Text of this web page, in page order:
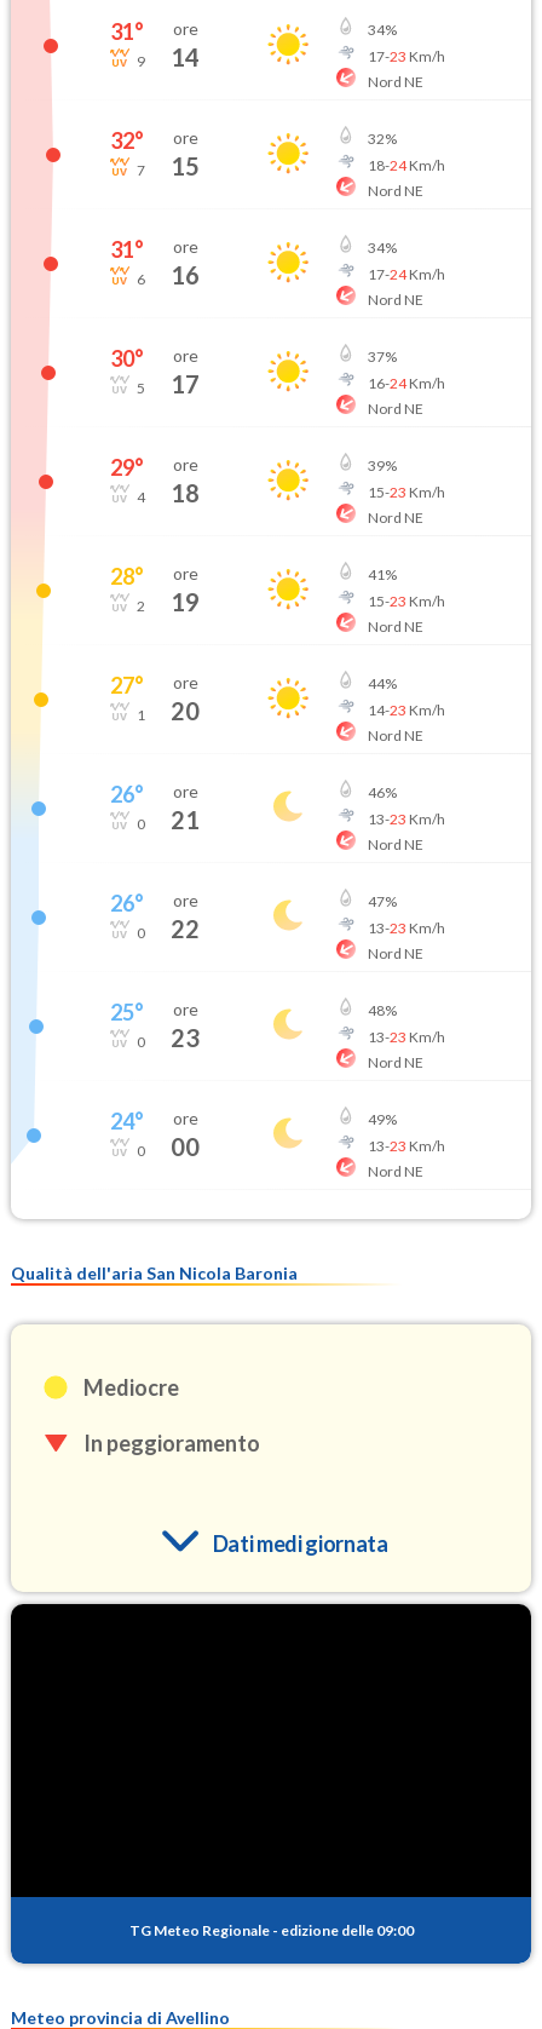
31°
9
ore
14
34%
17-23 Km/h
Nord NE
32°
7
ore
15
32%
18-24Km/h
Nord NE
31°
6
ore
16
34%
17-24Km/h
Nord NE
30°
5
ore
17
37%
16-24Km/h
Nord NE
29°
4
ore
18
39%
15-23 Km/h
Nord NE
28°
2
ore
19
41%
15-23 Km/h
Nord NE
27°
1
ore
20
44%
14-23 Km/h
Nord NE
26°
0
ore
21
46%
13-23 Km/h
Nord NE
26°
0
ore
22
47%
13-23 Km/h
Nord NE
25°
0
ore
23
48%
13-23 Km/h
Nord NE
24°
0
ore
00
49%
13-23 Km/h
Nord NE
Qualità dell'aria San Nicola Baronia
Mediocre
In peggioramento
Dati medi giornata
PM25
TG Meteo Regionale - edizione delle 09:00
Meteo provincia di Avellino